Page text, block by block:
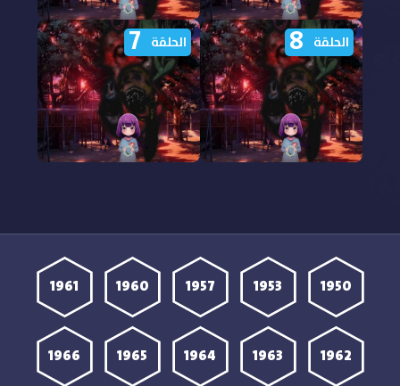
مشاهدة انمي Kaya chan
wa Kowakunai الحلقة 10
مترجمة
مشاهدة انمي Kaya chan
wa Kowakunai الحلقة 9
مترجمة
الحلقة 8 الحلقة 7
1950
1953
1957
1960
1961
1962
1963
1964
1965
1966